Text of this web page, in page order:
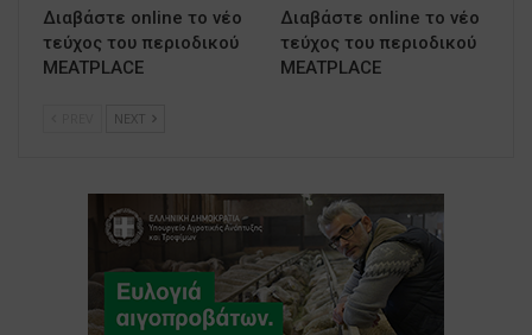
Διαβάστε online το νέο
τεύχος του περιοδικού
MEATPLACE
Διαβάστε online το νέο
τεύχος του περιοδικού
MEATPLACE
NEXT